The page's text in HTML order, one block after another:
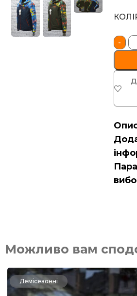
-
Можливо вам
Демісезонні